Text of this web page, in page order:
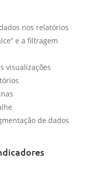
nos relatórios
e a filtragem
visualizações
de dados